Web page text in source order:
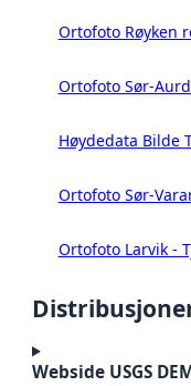
Ortofoto Røyken
Ortofoto Sør-
Høydedata Bilde
Ortofoto Sør-
Ortofoto Larvik -
Webside USGS